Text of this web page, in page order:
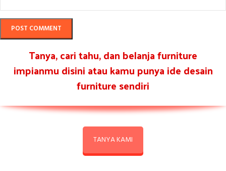
Tanya, cari tahu, dan belanja furniture
impianmu disini atau kamu punya ide desain
furniture sendiri
TANYA KAMI